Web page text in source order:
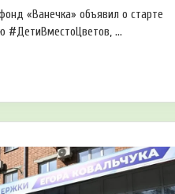
«Ванечка» объявил о старте
#ДетиВместоЦветов, ...